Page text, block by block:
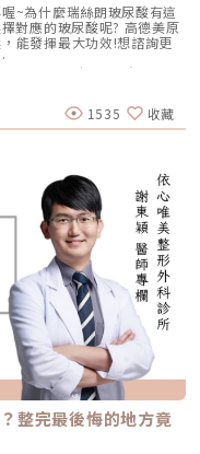
~為什麼瑞絲朗玻尿酸有這
對應的玻尿酸呢? 高德美原
能發揮最大功效!想諮詢更
玻尿酸作用介紹00:47
裡都可以？02:36 迷思二、
臉部鬆弛只能做拉皮嗎？
reurl.cc/x3EQZN歡迎訂閱
美診所FB👉
jfmskin.com/關注李杰
所地址：104台北市中山區
1535 收藏
整完最後悔的地方竟